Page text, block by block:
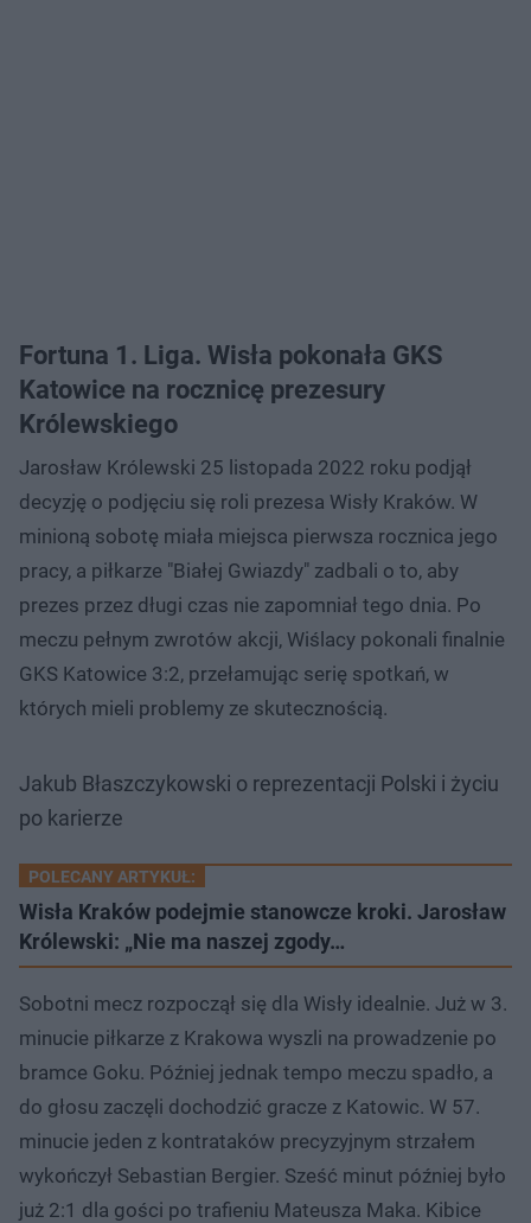
Fortuna 1. Liga. Wisła pokonała GKS
Katowice na rocznicę prezesury
Królewskiego
Jarosław Królewski 25 listopada 2022 roku podjął
decyzję o podjęciu się roli prezesa Wisły Kraków. W
minioną sobotę miała miejsca pierwsza rocznica jego
pracy, a piłkarze "Białej Gwiazdy" zadbali o to, aby
prezes przez długi czas nie zapomniał tego dnia. Po
meczu pełnym zwrotów akcji, Wiślacy pokonali finalnie
GKS Katowice 3:2, przełamując serię spotkań, w
których mieli problemy ze skutecznością.
Jakub Błaszczykowski o reprezentacji Polski i życiu
po karierze
POLECANY ARTYKUŁ:
Wisła Kraków podejmie stanowcze kroki. Jarosław
Królewski: „Nie ma naszej zgody…
Sobotni mecz rozpoczął się dla Wisły idealnie. Już w 3.
minucie piłkarze z Krakowa wyszli na prowadzenie po
bramce Goku. Później jednak tempo meczu spadło, a
do głosu zaczęli dochodzić gracze z Katowic. W 57.
minucie jeden z kontrataków precyzyjnym strzałem
wykończył Sebastian Bergier. Sześć minut później było
już 2:1 dla gości po trafieniu Mateusza Maka. Kibice